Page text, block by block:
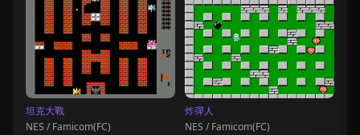
坦克大戰
NES / Famicom(FC)
炸彈人
NES / Famicom(FC)